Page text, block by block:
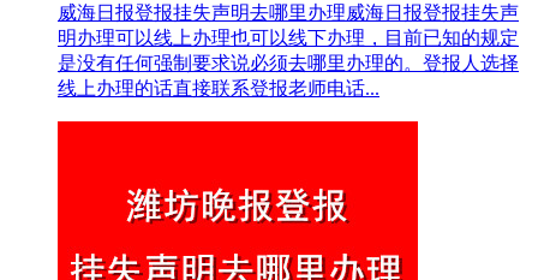
威海日报登报挂失声明去哪里办理威海日报登报挂失声
明办理可以线上办理也可以线下办理，目前已知的规定
是没有任何强制要求说必须去哪里办理的。登报人选择
线上办理的话直接联系登报老师电话...